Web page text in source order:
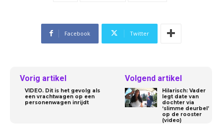
Facebook Twitter
Vorig artikel
VIDEO. Dit is het gevolg als
een vrachtwagen op een
personenwagen inrijdt
Volgend artikel
Hilarisch: Vader
legt date van
dochter via
‘slimme deurbel’
op de rooster
(video)